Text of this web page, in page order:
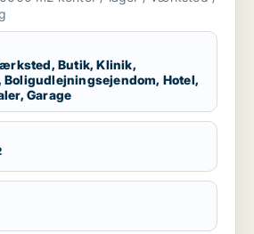
eller garage til salg i
Butik, Klinik,
Hotel,
Garage